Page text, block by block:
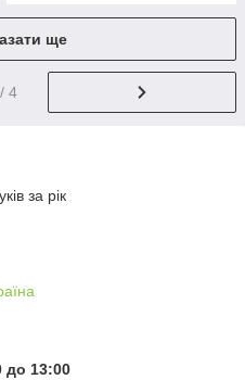
ще
/ 4
за рік
до 13:00